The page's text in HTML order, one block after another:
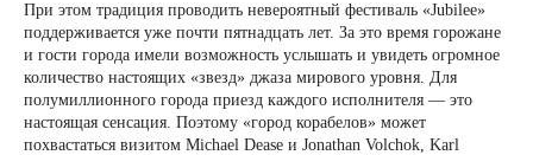
При этом традиция проводить невероятный фестиваль «Jubilee»
поддерживается уже почти пятнадцать лет. За это время горожане
и гости города имели возможность услышать и увидеть огромное
количество настоящих «звезд» джаза мирового уровня. Для
полумиллионного города приезд каждого исполнителя — это
настоящая сенсация. Поэтому «город корабелов» может
похвастаться визитом Michael Dease и Jonathan Volchok, Karl